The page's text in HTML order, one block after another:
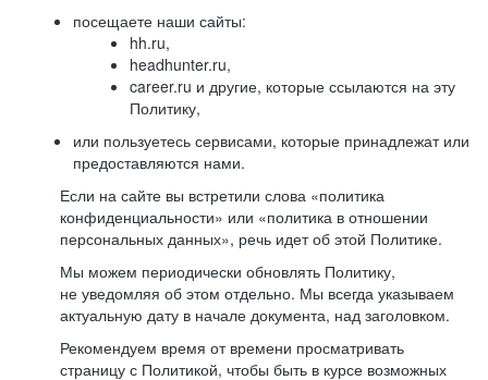
посещаете наши сайты:
hh.ru,
headhunter.ru,
career.ru и другие, которые ссылаются на эту
Политику,
или пользуетесь сервисами, которые принадлежат или
предоставляются нами.
Если на сайте вы встретили слова «политика
конфиденциальности» или «политика в отношении
персональных данных», речь идет об этой Политике.
Мы можем периодически обновлять Политику,
не уведомляя об этом отдельно. Мы всегда указываем
актуальную дату в начале документа, над заголовком.
Рекомендуем время от времени просматривать
страницу с Политикой, чтобы быть в курсе возможных